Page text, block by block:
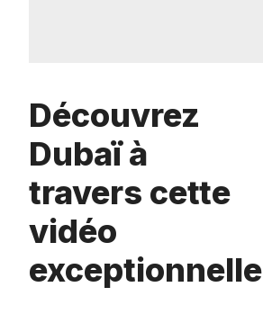
Découvrez
Dubaï à
travers cette
vidéo
exceptionnelle